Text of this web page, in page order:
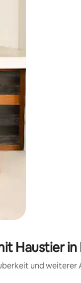
oder Wischgesten.
Haustier in
und